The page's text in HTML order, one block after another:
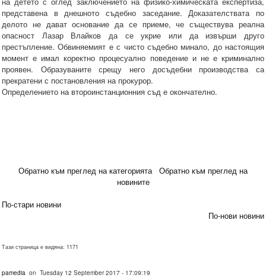
представена в днешното съдебно заседание. Доказателствата по
делото не дават основание да се приеме, че съществува реална
опасност Лазар Влайков да се укрие или да извърши друго
престъпление. Обвиняемият е с чисто съдебно минало, до настоящия
момент е имал коректно процесуално поведение и не е криминално
проявен. Образуваните срещу него досъдебни производства са
прекратени с постановления на прокурор.
Определението на второинстанционния съд е окончателно.
Обратно към преглед на категорията
Обратно към преглед на
новините
По-стари новини
По-нови новини
Тази страница е видяна: 1171
pamedia on Tuesday 12 September 2017 - 17:09:19